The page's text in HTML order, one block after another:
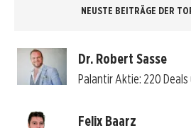
NEUSTE BEITRÄGE DER
Dr. Robert Sasse
Palantir Aktie: 220 Deals
Felix Baarz